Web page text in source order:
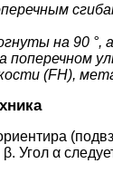
на 90 °,
поперечном
(FH),
Угол α